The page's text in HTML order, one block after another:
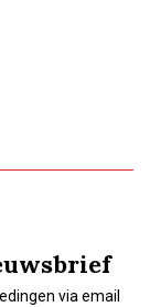
via email